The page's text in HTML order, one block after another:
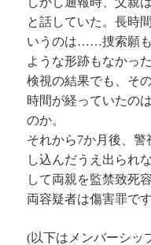
と話していた。長時
いうのは……捜索願も
ような形跡もなかった
検視の結果でも、そ
時間が経っていたの
のか。
それから7か月後、
し込んだうえ出られ
して両親を監禁致死
両容疑者は傷害罪で
(以下はメンバーシッ